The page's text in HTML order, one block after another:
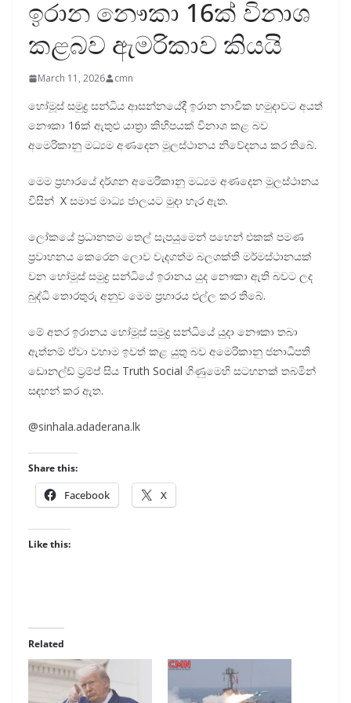
ඉරාන නෞකා 16ක් විනාශ
කළබව ඇමරිකාව කියයි
March 11, 2026 cmn
හෝමූස් සමුද්‍ර සන්ධිය ආසන්නයේදී ඉරාන නාවික හමුදාවට අයත්
නෞකා 16ක් ඇතුළු යාත්‍රා කිහිපයක් විනාශ කළ බව
අමෙරිකානු මධ්‍යම අණදෙන මූලස්ථානය නිවේදනය කර තිබේ.
මෙම ප්‍රහාරයේ දර්ශන අමෙරිකානු මධ්‍යම අණදෙන මූලස්ථානය
විසින් X සමාජ මාධ්‍ය ජාලයට මුදා හැර ඇත.
ලෝකයේ ප්‍රධානතම තෙල් සැපයුමෙන් පහෙන් එකක් පමණ
ප්‍රවාහනය කෙරෙන ලොව වැදගත්ම බලශක්ති මර්මස්ථානයක්
වන හෝමූස් සමුද්‍ර සන්ධියේ ඉරානය යුද නෞකා ඇති බවට ලද
බුද්ධි තොරතුරු අනුව මෙම ප්‍රහාරය එල්ල කර තිබේ.
මේ අතර ඉරානය හෝමූස් සමුද්‍ර සන්ධියේ යුදා නෞකා තබා
ඇත්නම් ඒවා වහාම ඉවත් කළ යුතු බව අමෙරිකානු ජනාධිපති
ඩොනල්ඩ් ට්‍රම්ප් සිය Truth Social ගිණුමෙහි සටහනක් තබමින්
සඳහන් කර ඇත.
@sinhala.adaderana.lk
Share this:
Facebook X
Like this:
Related